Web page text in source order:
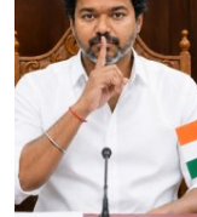
Business
Crime
Tamilnadu
National